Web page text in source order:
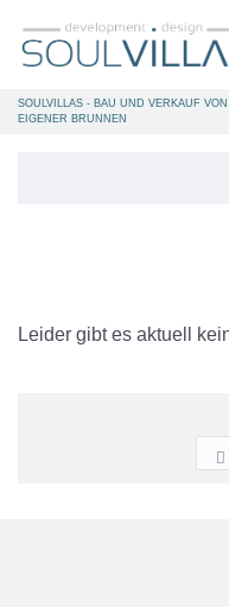
SOULVILLAS - BAU UND VERKAUF
EIGENER BRUNNEN
Leider gibt es aktuell